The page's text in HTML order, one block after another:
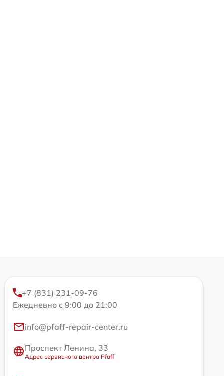
+7 (831) 231-09-76
Ежедневно с 9:00 до 21:00
info@pfaff-repair-center.ru
Проспект Ленина, 33
Адрес сервисного центра Pfaff